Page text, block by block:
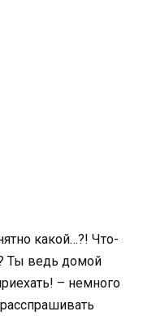
какой…?! Что-
Ты ведь домой
– немного